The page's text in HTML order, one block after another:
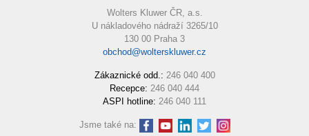
Wolters Kluwer ČR, a.s.
U nákladového nádraží 3265/10
130 00 Praha 3
obchod@wolterskluwer.cz
Zákaznické odd.: 246 040 400
Recepce: 246 040 444
ASPI hotline: 246 040 111
Jsme také na: